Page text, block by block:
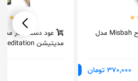
عود دست ساز مصباح Misbah مدل
370,000 تومان
مدیتیشن Meditation